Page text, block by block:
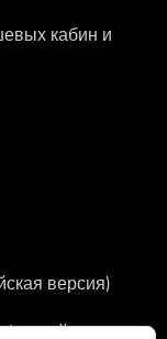
кабин и
версия)